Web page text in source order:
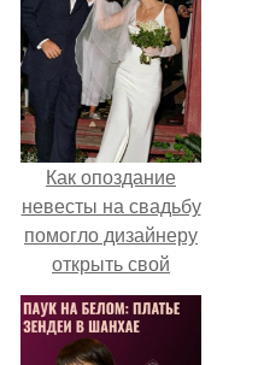
Как опоздание
невесты на свадьбу
помогло дизайнеру
открыть свой
бренд.